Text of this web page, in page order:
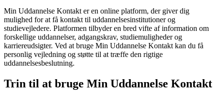
Min Uddannelse Kontakt er en online platform, der giver dig
mulighed for at få kontakt til uddannelsesinstitutioner og
studievejledere. Platformen tilbyder en bred vifte af information om
forskellige uddannelser, adgangskrav, studiemuligheder og
karriereudsigter. Ved at bruge Min Uddannelse Kontakt kan du få
personlig vejledning og støtte til at træffe den rigtige
uddannelsesbeslutning.
Trin til at bruge Min Uddannelse Kontakt